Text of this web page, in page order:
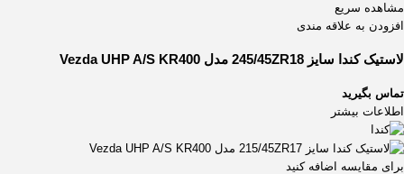
مشاهده سریع
افزودن به علاقه مندی
لاستیک کندا سایز 245/45ZR18 مدل Vezda UHP A/S KR400
تماس بگیرید
اطلاعات بیشتر
برای مقایسه اضافه کنید